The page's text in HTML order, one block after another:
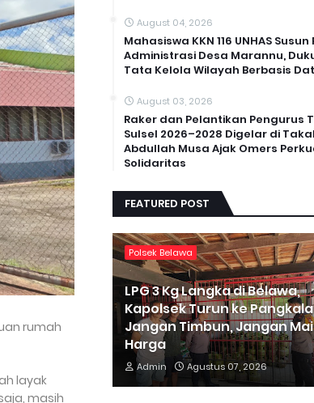
rumah
layak
masih
August 04, 2026
Mahasiswa KKN 116 UNHAS Susun
Administrasi Desa Marannu,
Tata Kelola Wilayah Berbasis
August 03, 2026
Raker dan Pelantikan Pengurus
Sulsel 2026–2028 Digelar di
Abdullah Musa Ajak Omers
Solidaritas
FEATURED POST
Polsek Belawa
LPG 3 Kg Langka di Belawa,
Kapolsek Turun ke
Jangan Timbun, Jangan
Harga
Admin Agustus 07, 2026